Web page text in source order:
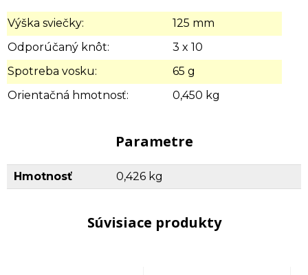
Výška sviečky:
125 mm
Odporúčaný knôt:
3 x 10
Spotreba vosku:
65 g
Orientačná hmotnosť:
0,450 kg
Parametre
Hmotnosť 0,426 kg
Súvisiace produkty